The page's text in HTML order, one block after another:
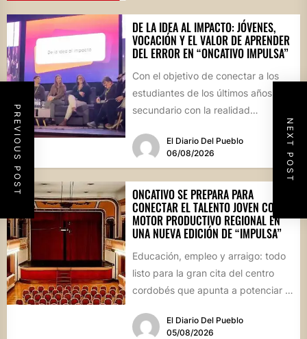
PREVIOUS POST NEXT POST
DE LA IDEA AL IMPACTO: JÓVENES,
VOCACIÓN Y EL VALOR DE APRENDER
DEL ERROR EN “ONCATIVO IMPULSA”
Con el objetivo de conectar a los
estudiantes de los últimos años del
secundario con la realidad
El Diario Del Pueblo
06/08/2026
ONCATIVO SE PREPARA PARA
CONECTAR EL TALENTO JOVEN CON EL
MOTOR PRODUCTIVO REGIONAL EN
UNA NUEVA EDICIÓN DE “IMPULSA”
Educación, empleo y arraigo: todo
listo para la gran cita del centro
cordobés que apunta a potenciar el
El Diario Del Pueblo
05/08/2026